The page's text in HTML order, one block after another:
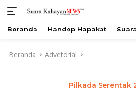
Beranda Handep Hapakat
Beranda Advetorial
Pilkada Serentak